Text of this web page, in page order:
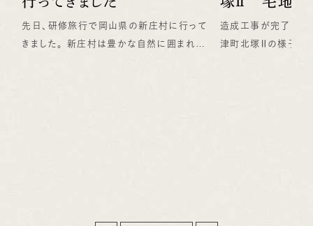
先日、研修旅行で岡山県の新庄村に行って
きました。 新庄村は豊かな自然に囲まれた
造成工事が完了した
津町北塚Ⅱの様子で